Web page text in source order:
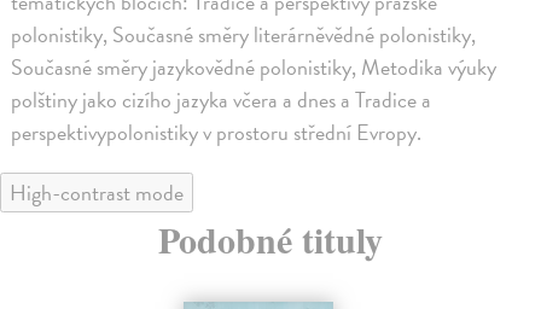
polonistiky, Současné směry literárněvědné polonistiky,
Současné směry jazykovědné polonistiky, Metodika výuky
polštiny jako cizího jazyka včera a dnes a Tradice a
perspektivypolonistiky v prostoru střední Evropy.
High-contrast mode
Podobné tituly